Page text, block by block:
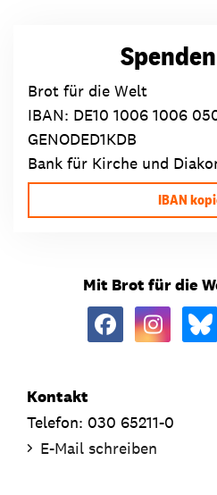
Brot für die Welt
IBAN: DE10 1006 1006
GENODED1KDB
Bank für Kirche und
IBAN
Mit Brot für die
Kontakt
Telefon: 030 65211-0
E-Mail schreiben